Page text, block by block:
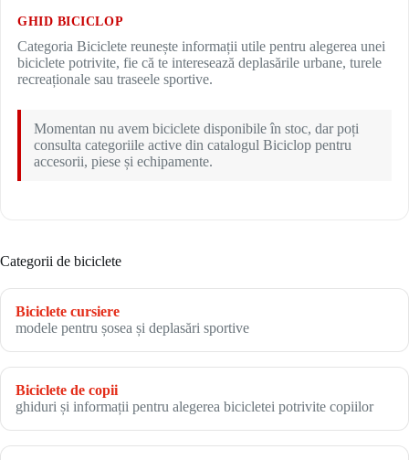
GHID BICICLOP
Categoria Biciclete reunește informații utile pentru alegerea unei
biciclete potrivite, fie că te interesează deplasările urbane, turele
recreaționale sau traseele sportive.
Momentan nu avem biciclete disponibile în stoc, dar poți
consulta categoriile active din catalogul Biciclop pentru
accesorii, piese și echipamente.
Categorii de biciclete
Biciclete cursiere
modele pentru șosea și deplasări sportive
Biciclete de copii
ghiduri și informații pentru alegerea bicicletei potrivite copiilor